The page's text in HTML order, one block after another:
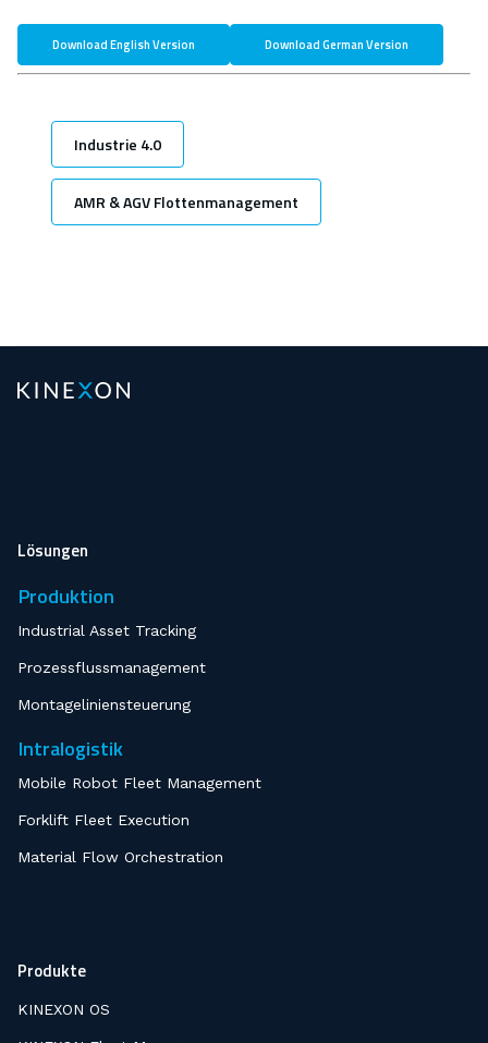
Download English Version Download German Version
Industrie 4.0
AMR & AGV Flottenmanagement
Lösungen
Produktion
Industrial Asset Tracking
Prozessflussmanagement
Montageliniensteuerung
Intralogistik
Mobile Robot Fleet Management
Forklift Fleet Execution
Material Flow Orchestration
Produkte
KINEXON OS